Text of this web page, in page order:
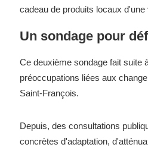
cadeau de produits locaux
Un sondage pour
Ce deuxième sondage fait suite
préoccupations liées aux
Saint-François.
Depuis, des consultations
concrètes d'adaptation,